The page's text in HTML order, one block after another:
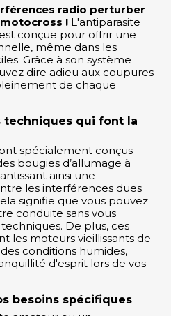
radio perturber
! L'antiparasite
conçue pour offrir une
même dans les
Grâce à son système
dire adieu aux coupures
de chaque
techniques qui font la
spécialement conçus
bougies d’allumage à
ainsi une
les interférences dues
signifie que vous pouvez
conduite sans vous
De plus, ces
les moteurs vieillissants de
conditions humides,
d'esprit lors de vos
besoins spécifiques